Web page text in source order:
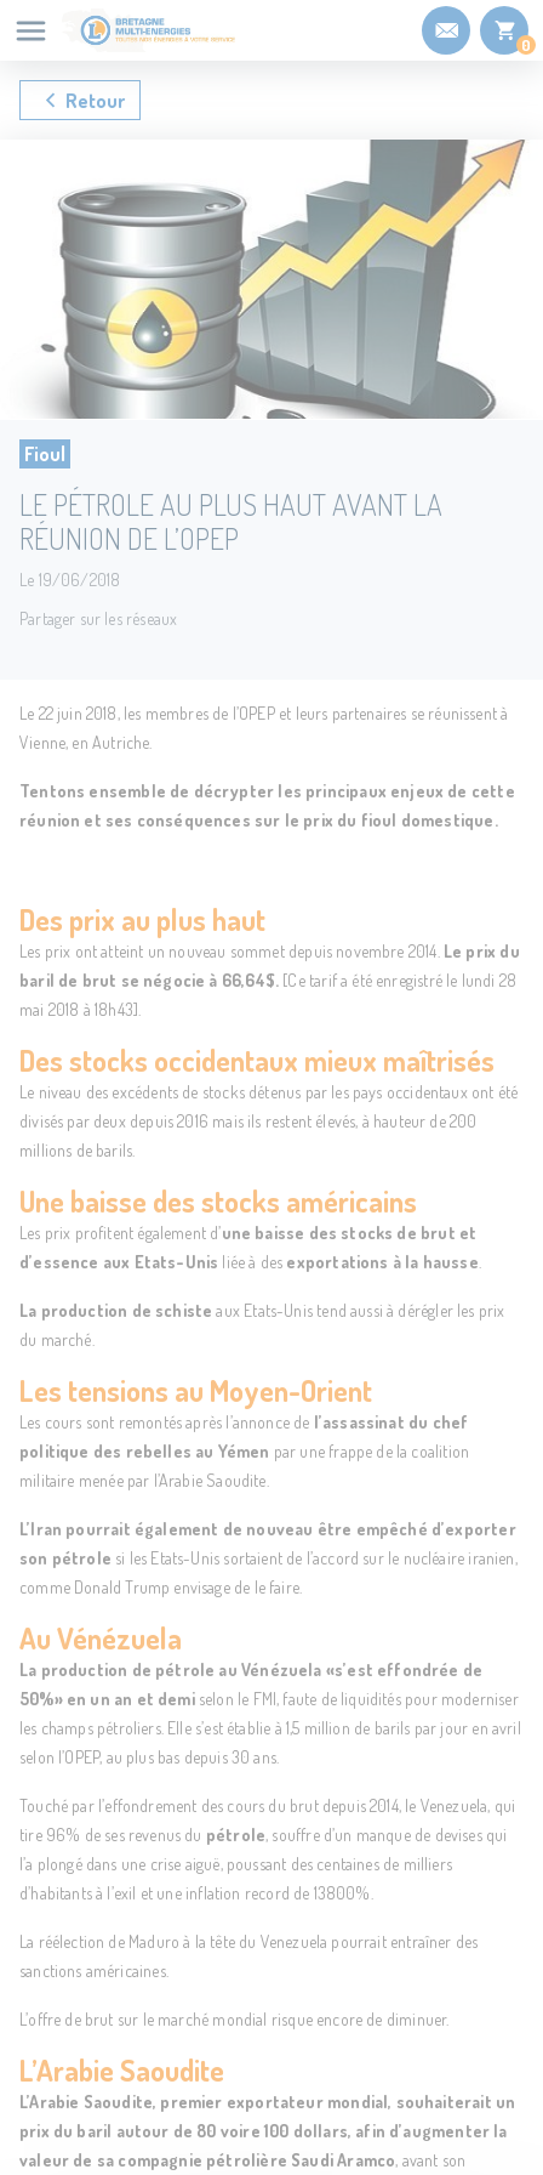
0
Retour
Fioul
LE PÉTROLE AU PLUS HAUT AVANT LA
RÉUNION DE L’OPEP
Le 19/06/2018
Partager sur les réseaux
Le 22 juin 2018, les membres de l’OPEP et leurs partenaires se réunissent à
Vienne, en Autriche.
Tentons ensemble de décrypter les principaux enjeux de cette
réunion et ses conséquences sur le prix du fioul domestique.
Des prix au plus haut
Les prix ont atteint un nouveau sommet depuis novembre 2014. Le prix du
baril de brut se négocie à 66,64$. [Ce tarif a été enregistré le lundi 28
mai 2018 à 18h43]
Des stocks occidentaux mieux maîtrisés
Le niveau des excédents de stocks détenus par les pays occidentaux ont été
divisés par deux depuis 2016 mais ils restent élevés, à hauteur de 200
millions de barils.
Une baisse des stocks américains
Les prix profitent également d’une baisse des stocks de brut et
d’essence aux Etats-Unis liée à des exportations à la hausse
La production de schiste aux Etats-Unis tend aussi à dérégler les prix
du marché.
Les tensions au Moyen-Orient
Les cours sont remontés après l’annonce de l’assassinat du chef
politique des rebelles au Yémen par une frappe de la coalition
militaire menée par l’Arabie Saoudite.
L’Iran pourrait également de nouveau être empêché d’exporter
son pétrole si les Etats-Unis sortaient de l’accord sur le nucléaire iranien,
comme Donald Trump envisage de le faire.
Au Vénézuela
La production de pétrole au Vénézuela «s’est effondrée de
50%» en un an et demiselon le FMI, faute de liquidités pour moderniser
les champs pétroliers. Elle s’est établie à 1,5 million de barils par jour en avril
selon l’OPEP, au plus bas depuis 30 ans.
Touché par l’effondrement des cours du brut depuis 2014, le Venezuela, qui
tire 96% de ses revenus du pétrole, souffre d’un manque de devises qui
l’a plongé dans une crise aiguë, poussant des centaines de milliers
d’habitants à l’exil et une inflation record de 13800%.
La réélection de Maduro à la tête du Venezuela pourrait entraîner des
sanctions américaines.
L’offre de brut sur le marché mondial risque encore de diminuer.
L’Arabie Saoudite
L’Arabie Saoudite, premier exportateur mondial, souhaiterait un
prix du baril autour de 80 voire 100 dollars, afin d’augmenter la
valeur de sa compagnie pétrolière Saudi Aramco, avant son